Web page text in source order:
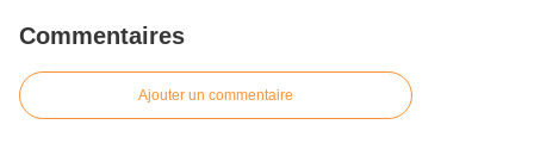
Commentaires
Ajouter un commentaire